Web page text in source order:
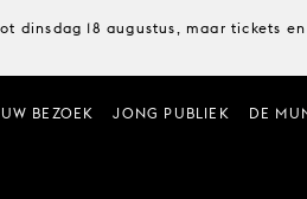
18 augustus, maar tickets
UW BEZOEK JONG PUBLIEK DE